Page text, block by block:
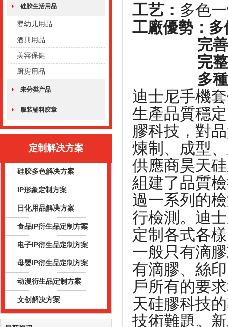
硅胶生活用品
婴幼儿用品
酒具用品
美容保健
厨房用品
未分类产品
服装辅料胶章
定制解决方案
硅胶多色解决方案
IP形象定制方案
日化用品解决方案
食品IP衍生品定制方案
电子IP衍生品定制方案
母婴IP衍生品定制方案
动漫衍生品定制方案
文创解决方案
工艺： 多色
工廠優勢：
完善的管
完整生產
多種上色
迪士尼手機
生產品質穩
膠科技，對
煉制、成型
供應商昊天
組建了品質
過一系列的
行檢測。 迪
定制各式各
一般只有滴
有滴膠、絲
戶所有的要
天硅膠科技
技術難題。